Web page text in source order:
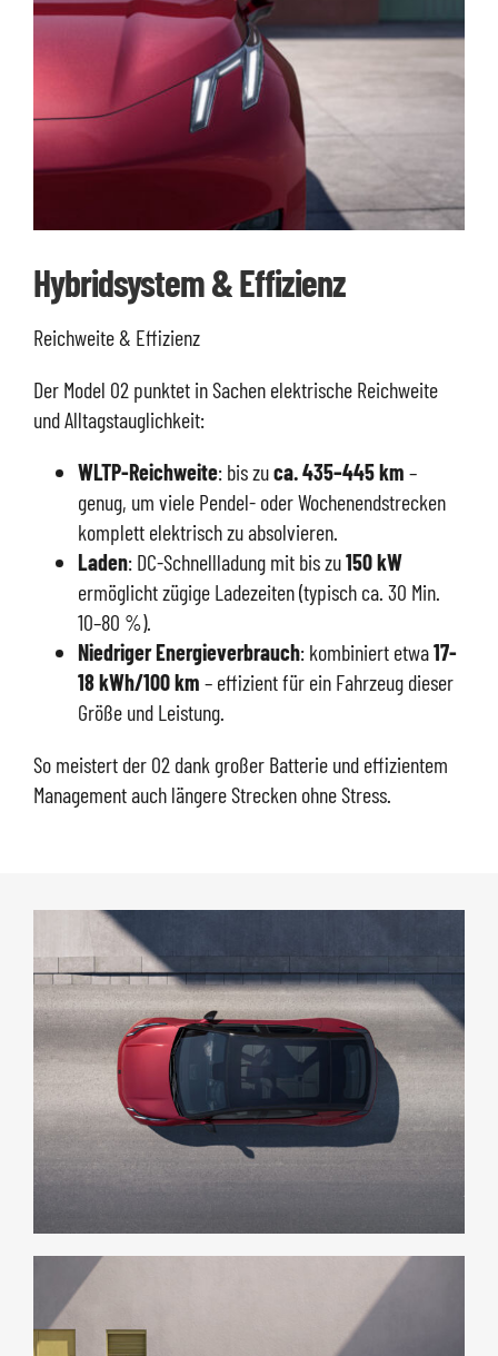
Hybridsystem & Effizienz
Reichweite & Effizienz
Der Model 02 punktet in Sachen elektrische Reichweite
und Alltagstauglichkeit:
WLTP-Reichweite: bis zuca. 435–445 km –
genug, um viele Pendel- oder Wochenendstrecken
komplett elektrisch zu absolvieren.
Laden: DC-Schnellladung mit bis zu150kW
ermöglicht zügige Ladezeiten (typisch ca. 30 Min.
10–80 %).
Niedriger Energieverbrauch: kombiniert etwa17-
18 kWh/100 km – effizient für ein Fahrzeug dieser
Größe und Leistung.
So meistert der 02 dank großer Batterie und effizientem
Management auch längere Strecken ohne Stress.